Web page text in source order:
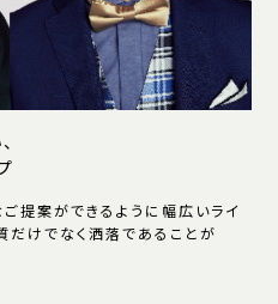
提案ができるように幅広いライ
だけでなく洒落であることが